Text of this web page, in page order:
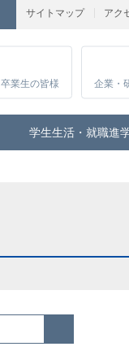
サイトマップ アク
卒業生の皆様 企業・
学生生活・就職進